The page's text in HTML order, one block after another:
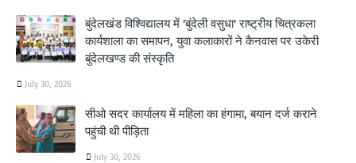
बुंदेलखंड विश्विद्यालय में 'बुंदेली वसुधा' राष्ट्रीय चित्रकला
कार्यशाला का समापन, युवा कलाकारों ने कैनवास पर उकेरी
बुंदेलखण्ड की संस्कृति
July 30, 2026
सीओ सदर कार्यालय में महिला का हंगामा, बयान दर्ज कराने
पहुंची थी पीड़िता
July 30, 2026